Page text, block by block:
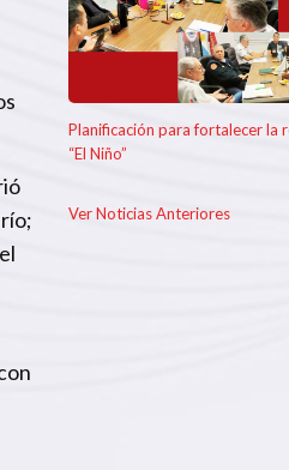
Planificación para fortalecer la
“El Niño”
Ver Noticias Anteriores